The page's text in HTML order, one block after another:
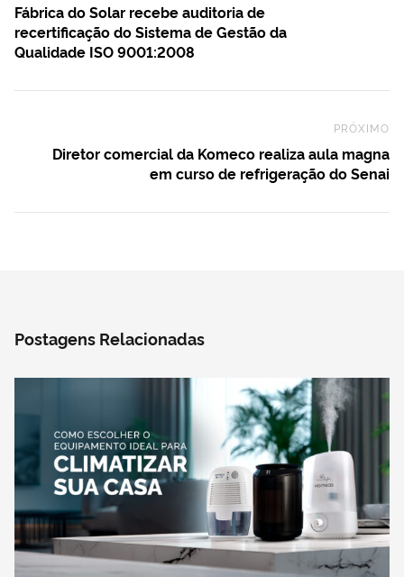
Fábrica do Solar recebe auditoria de
recertificação do Sistema de Gestão da
Qualidade ISO 9001:2008
PRÓXIMO
Diretor comercial da Komeco realiza aula magna
em curso de refrigeração do Senai
Postagens Relacionadas